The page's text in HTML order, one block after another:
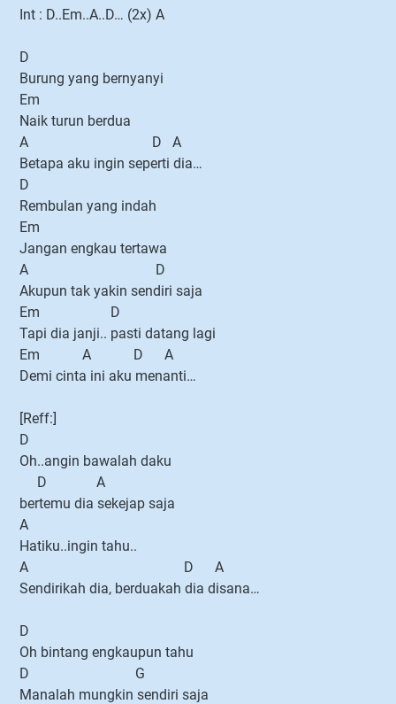
Int : D..Em..A..D… (2x) A
D
Burung yang bernyanyi
Em
Naik turun berdua
A D A
Betapa aku ingin seperti dia…
D
Rembulan yang indah
Em
Jangan engkau tertawa
A D
Akupun tak yakin sendiri saja
Em D
Tapi dia janji.. pasti datang lagi
Em A D A
Demi cinta ini aku menanti…
[Reff:]
D
Oh..angin bawalah daku
D A
bertemu dia sekejap saja
A
Hatiku..ingin tahu..
A D A
Sendirikah dia, berduakah dia disana…
D
Oh bintang engkaupun tahu
D G
Manalah mungkin sendiri saja